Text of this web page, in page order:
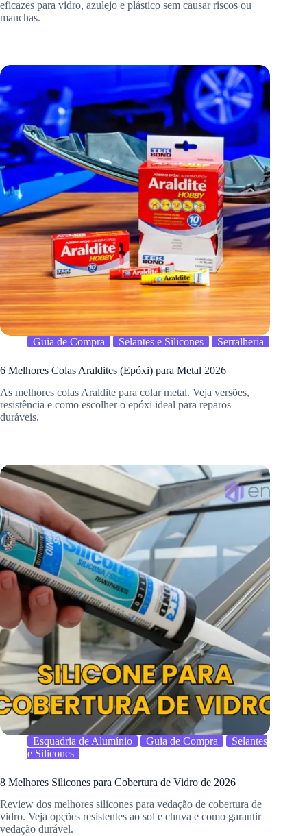
eficazes para vidro, azulejo e plástico sem causar riscos ou
manchas.
Guia de Compra Selantes e Silicones Serralheria
6 Melhores Colas Araldites (Epóxi) para Metal 2026
As melhores colas Araldite para colar metal. Veja versões,
resistência e como escolher o epóxi ideal para reparos
duráveis.
Esquadria de Alumínio Guia de Compra
Selantes
e Silicones
8 Melhores Silicones para Cobertura de Vidro de 2026
Review dos melhores silicones para vedação de cobertura de
vidro. Veja opções resistentes ao sol e chuva e como garantir
vedação durável.